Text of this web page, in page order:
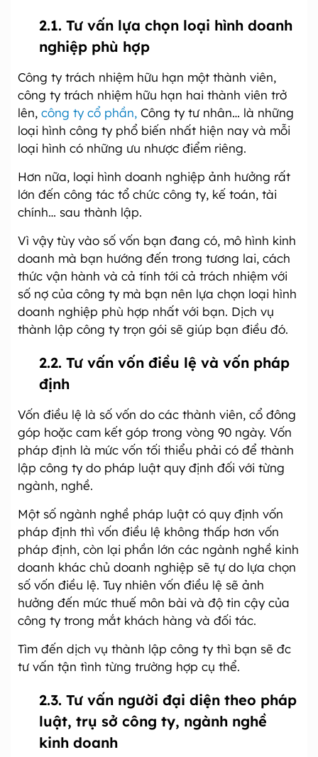
2.1. Tư vấn lựa chọn loại hình doanh
nghiệp phù hợp
Công ty trách nhiệm hữu hạn một thành viên,
công ty trách nhiệm hữu hạn hai thành viên trở
lên, công ty cổ phần, Công ty tư nhân… là những
loại hình công ty phổ biến nhất hiện nay và mỗi
loại hình có những ưu nhược điểm riêng.
Hơn nữa, loại hình doanh nghiệp ảnh hưởng rất
lớn đến công tác tổ chức công ty, kế toán, tài
chính… sau thành lập.
Vì vậy tùy vào số vốn bạn đang có, mô hình kinh
doanh mà bạn hướng đến trong tương lai, cách
thức vận hành và cả tính tới cả trách nhiệm với
số nợ của công ty mà bạn nên lựa chọn loại hình
doanh nghiệp phù hợp nhất với bạn. Dịch vụ
thành lập công ty trọn gói sẽ giúp bạn điều đó.
2.2. Tư vấn vốn điều lệ và vốn pháp
định
Vốn điều lệ là số vốn do các thành viên, cổ đông
góp hoặc cam kết góp trong vòng 90 ngày. Vốn
pháp định là mức vốn tối thiểu phải có để thành
lập công ty do pháp luật quy định đối với từng
ngành, nghề.
Một số ngành nghề pháp luật có quy định vốn
pháp định thì vốn điều lệ không thấp hơn vốn
pháp định, còn lại phần lớn các ngành nghề kinh
doanh khác chủ doanh nghiệp sẽ tự do lựa chọn
số vốn điều lệ. Tuy nhiên vốn điều lệ sẽ ảnh
hưởng đến mức thuế môn bài và độ tin cậy của
công ty trong mắt khách hàng và đối tác.
Tìm đến dịch vụ thành lập công ty thì bạn sẽ đc
tư vấn tận tình từng trường hợp cụ thể.
2.3. Tư vấn người đại diện theo pháp
luật, trụ sở công ty, ngành nghề
kinh doanh